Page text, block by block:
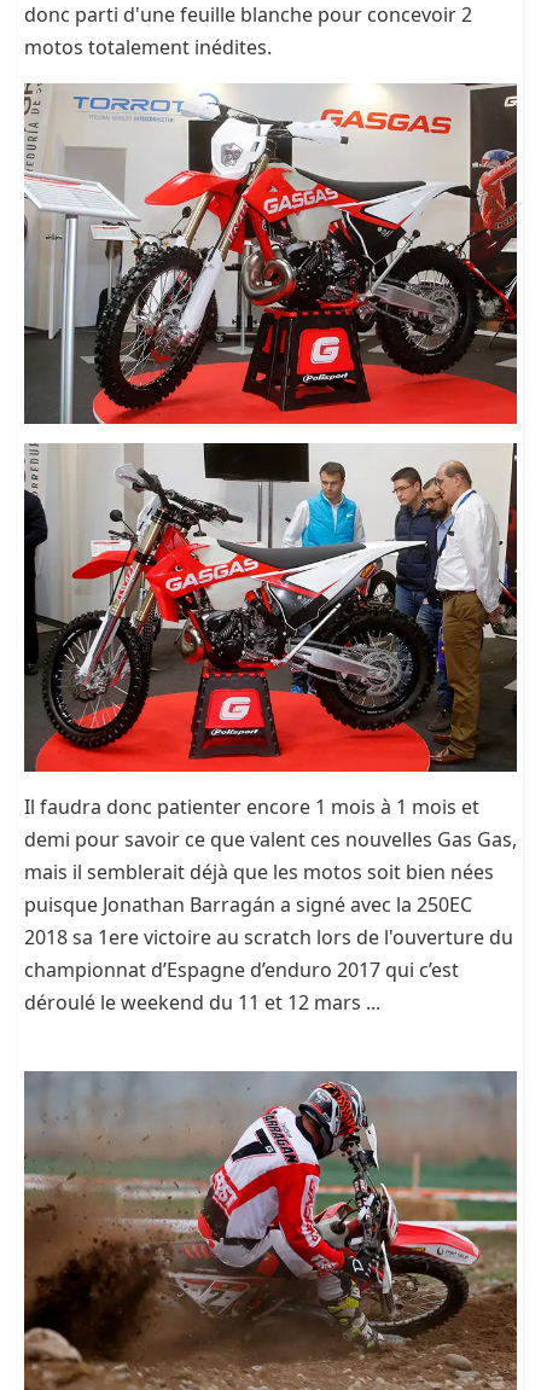
donc parti d'une feuille blanche pour concevoir 2
motos totalement inédites.
Il faudra donc patienter encore 1 mois à 1 mois et
demi pour savoir ce que valent ces nouvelles Gas Gas,
mais il semblerait déjà que les motos soit bien nées
puisque Jonathan Barragán a signé avec la 250EC
2018 sa 1ere victoire au scratch lors de l'ouverture du
championnat d’Espagne d’enduro 2017 qui c’est
déroulé le weekend du 11 et 12 mars ...